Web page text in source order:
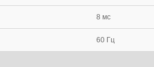
8 мс
60 Гц